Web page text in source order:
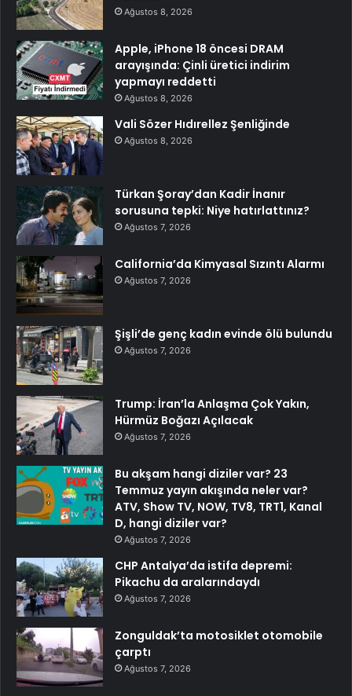
Ağustos 8, 2026
Apple, iPhone 18 öncesi DRAM
arayışında: Çinli üretici indirim
yapmayı reddetti
Ağustos 8, 2026
Vali Sözer Hıdırellez Şenliğinde
Ağustos 8, 2026
Türkan Şoray’dan Kadir İnanır
sorusuna tepki: Niye hatırlattınız?
Ağustos 7, 2026
California’da Kimyasal Sızıntı Alarmı
Ağustos 7, 2026
Şişli’de genç kadın evinde ölü bulundu
Ağustos 7, 2026
Trump: İran’la Anlaşma Çok Yakın,
Hürmüz Boğazı Açılacak
Ağustos 7, 2026
Bu akşam hangi diziler var? 23
Temmuz yayın akışında neler var?
ATV, Show TV, NOW, TV8, TRT1, Kanal
D, hangi diziler var?
Ağustos 7, 2026
CHP Antalya’da istifa depremi:
Pikachu da aralarındaydı
Ağustos 7, 2026
Zonguldak’ta motosiklet otomobile
çarptı
Ağustos 7, 2026